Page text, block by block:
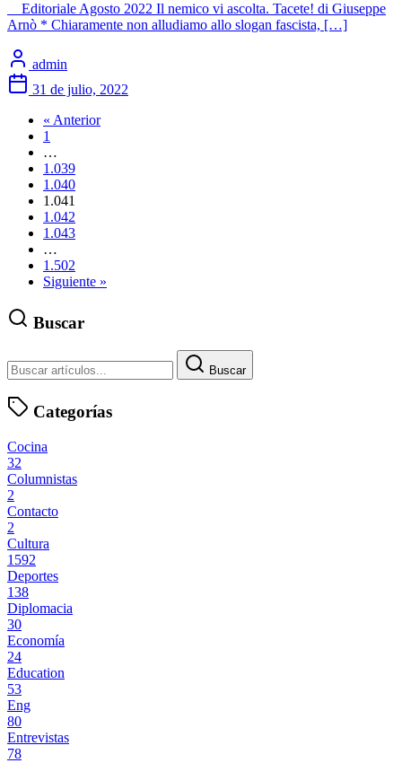
Editoriale Agosto 2022 Il nemico vi ascolta. Tacete! di Giuseppe
Arnò * Chiaramente non alludiamo allo slogan fascista, […]
admin
31 de julio, 2022
« Anterior
1
…
1.039
1.040
1.041
1.042
1.043
…
1.502
Siguiente »
Buscar
Buscar
Categorías
Cocina
32
Columnistas
2
Contacto
2
Cultura
1592
Deportes
138
Diplomacia
30
Economía
24
Education
53
Eng
80
Entrevistas
78